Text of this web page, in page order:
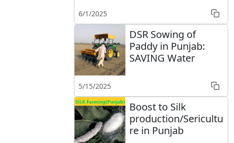
6/1/2025
DSR Sowing of
Paddy in Punjab:
SAVING Water
5/15/2025
Boost to Silk
production/Sericultu
re in Punjab